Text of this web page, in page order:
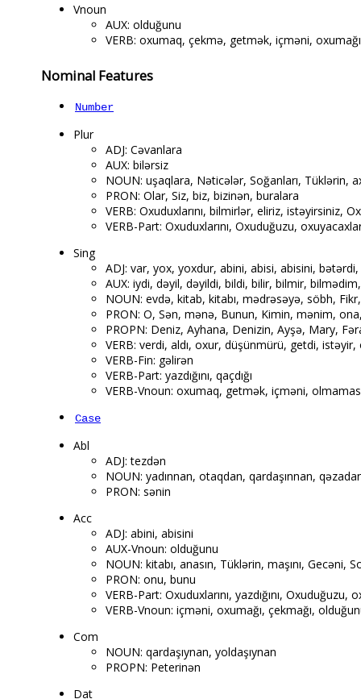
Vnoun
AUX: olduğunu
VERB: oxumaq, çekmə, getmək, içməni,
Nominal Features
Number
Plur
ADJ: Cəvanlara
AUX: bilərsiz
NOUN: uşaqlara, Nəticələr, Soğanları, Tüklərin,
PRON: Olar, Siz, biz, bizinən, buralara
VERB: Oxuduxlarını, bilmirlər, eliriz, istəyirsiniz,
VERB-Part: Oxuduxlarını, Oxuduğuzu,
Sing
ADJ: var, yox, yoxdur, abini, abisi, abisini, bətərdi,
AUX: iydi, dəyil, dəyildi, bildi, bilir, bilmir,
NOUN: evdə, kitab, kitabı, mədrəsəyə, söbh,
PRON: O, Sən, mənə, Bunun, Kimin, mənim,
PROPN: Deniz, Ayhana, Denizin, Ayşə, Mary,
VERB: verdi, aldı, oxur, düşünmürü, getdi,
VERB-Fin: gəlirən
VERB-Part: yazdığını, qaçdığı
VERB-Vnoun: oxumaq, getmək, içməni,
Case
Abl
ADJ: tezdən
NOUN: yadınnan, otaqdan, qardaşınnan,
PRON: sənin
Acc
ADJ: abini, abisini
AUX-Vnoun: olduğunu
NOUN: kitabı, anasın, Tüklərin, maşını, Gecəni,
PRON: onu, bunu
VERB-Part: Oxuduxlarını, yazdığını, Oxuduğuzu,
VERB-Vnoun: içməni, oxumağı, çekmağı,
Com
NOUN: qardaşıynan, yoldaşıynan
PROPN: Peterinən
Dat